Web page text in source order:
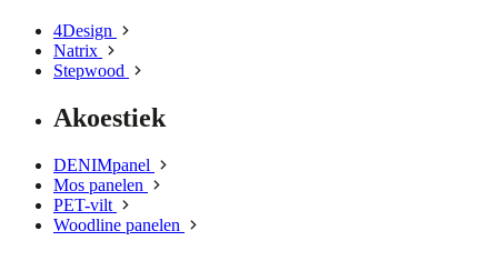
4Design
Natrix
Stepwood
Akoestiek
DENIMpanel
Mos panelen
PET-vilt
Woodline panelen